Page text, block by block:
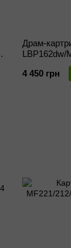
Драм-
LBP162dw/
Black
4 450 грн